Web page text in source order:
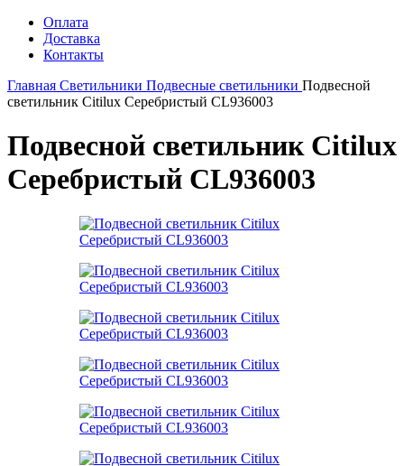
Оплата
Доставка
Контакты
Главная Светильники Подвесные светильники Подвесной
светильник Citilux Серебристый CL936003
Подвесной светильник Citilux
Серебристый CL936003